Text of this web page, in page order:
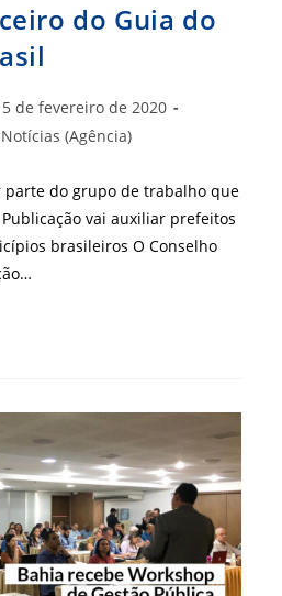
do Guia do
5 de fevereiro de 2020
(Agência)
parte do grupo de trabalho que
vai auxiliar prefeitos
brasileiros O Conselho